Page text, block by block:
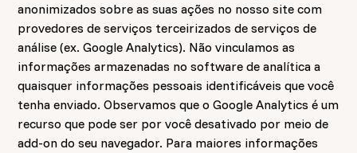
anonimizados sobre as suas ações no nosso site com
provedores de serviços terceirizados de serviços de
análise (ex. Google Analytics). Não vinculamos as
informações armazenadas no software de analítica a
quaisquer informações pessoais identificáveis que você
tenha enviado. Observamos que o Google Analytics é um
recurso que pode ser por você desativado por meio de
add-on do seu navegador. Para maiores informações